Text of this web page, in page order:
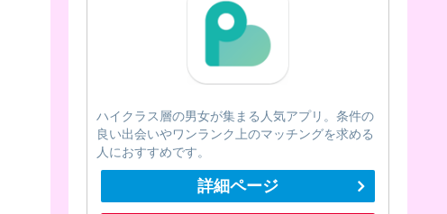
ハイクラス層の男女が集まる人気アプリ。条件の
良い出会いやワンランク上のマッチングを求める
人におすすめです。
詳細ページ